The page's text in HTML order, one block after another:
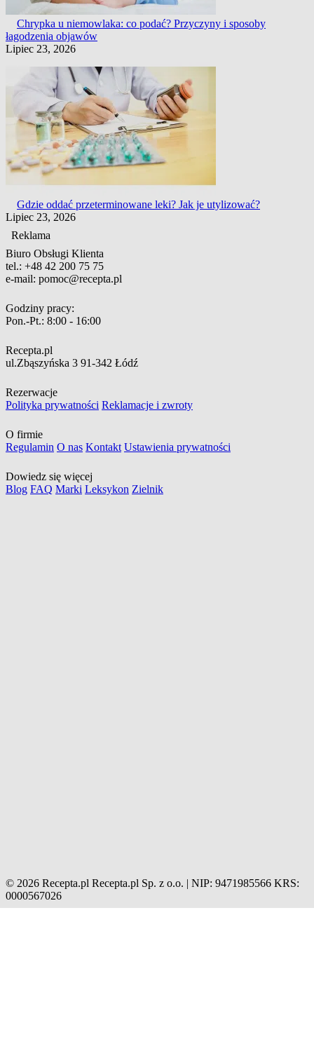
Chrypka u niemowlaka: co podać? Przyczyny i sposoby
łagodzenia objawów
Lipiec 23, 2026
Gdzie oddać przeterminowane leki? Jak je utylizować?
Lipiec 23, 2026
Reklama
Biuro Obsługi Klienta
tel.: +48 42 200 75 75
e-mail: pomoc@recepta.pl
Godziny pracy:
Pon.-Pt.: 8:00 - 16:00
Recepta.pl
ul.Zbąszyńska 3 91-342 Łódź
Rezerwacje
Polityka prywatności Reklamacje i zwroty
O firmie
Regulamin O nas Kontakt Ustawienia prywatności
Dowiedz się więcej
Blog FAQ Marki Leksykon Zielnik
© 2026 Recepta.pl Recepta.pl Sp. z o.o. | NIP: 9471985566 KRS:
0000567026